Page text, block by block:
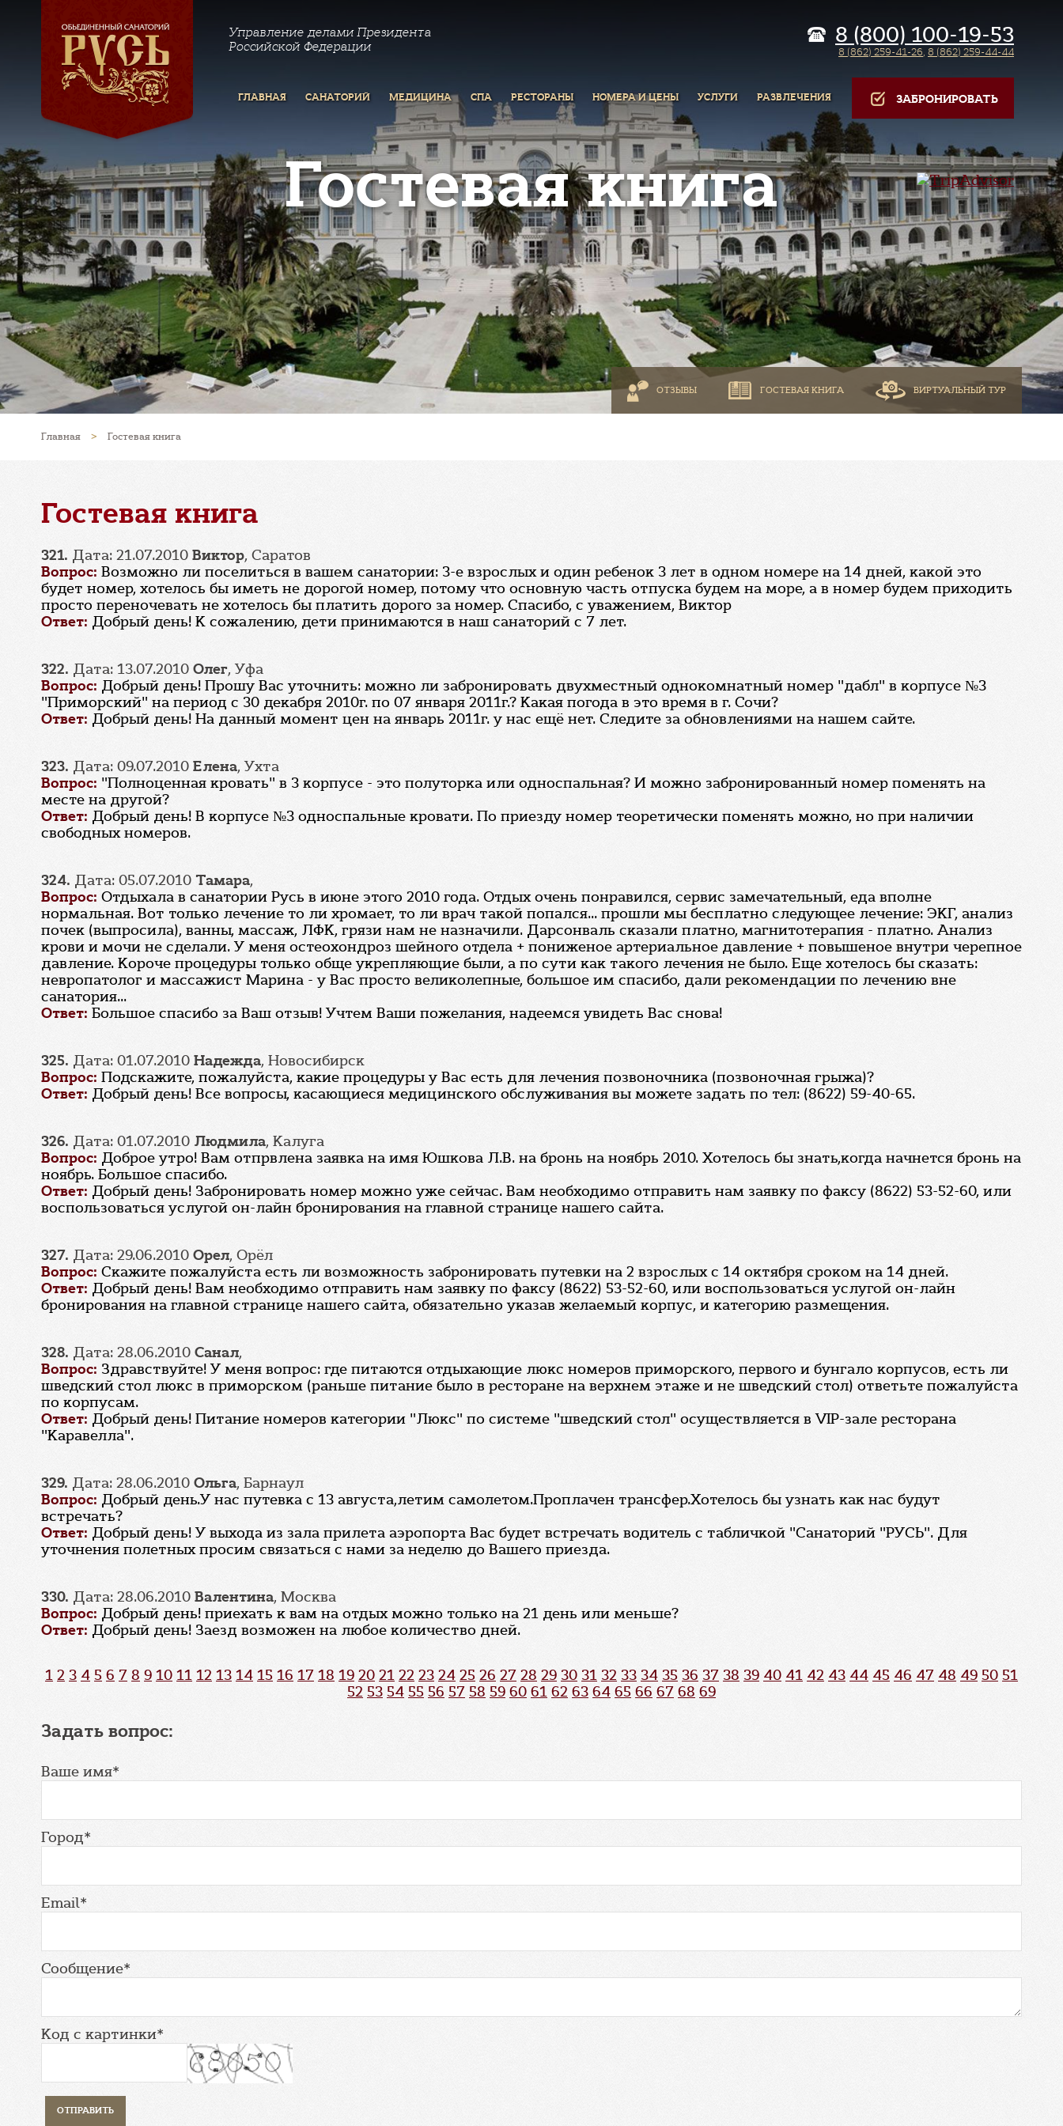
Управление делами Президента
Российской Федерации
8 (800) 100-19-53
8 (862) 259-41-26, 8 (862) 259-44-44
ГЛАВНАЯ САНАТОРИЙ МЕДИЦИНА СПА РЕСТОРАНЫ НОМЕРА И ЦЕНЫ УСЛУГИ РАЗВЛЕЧЕНИЯ ЗАБРОНИРОВАТЬ
Гостевая книга
ОТЗЫВЫ ГОСТЕВАЯ КНИГА ВИРТУАЛЬНЫЙ ТУР
Главная > Гостевая книга
Гостевая книга
321. Дата: 21.07.2010 Виктор, Саратов
Вопрос: Возможно ли поселиться в вашем санатории: 3-е взрослых и один ребенок 3 лет в одном номере на 14 дней, какой это
будет номер, хотелось бы иметь не дорогой номер, потому что основную часть отпуска будем на море, а в номер будем приходить
просто переночевать не хотелось бы платить дорого за номер. Спасибо, с уважением, Виктор
Ответ: Добрый день! К сожалению, дети принимаются в наш санаторий с 7 лет.
322. Дата: 13.07.2010 Олег, Уфа
Вопрос: Добрый день! Прошу Вас уточнить: можно ли забронировать двухместный однокомнатный номер "дабл" в корпусе №3
"Приморский" на период с 30 декабря 2010г. по 07 января 2011г.? Какая погода в это время в г. Сочи?
Ответ: Добрый день! На данный момент цен на январь 2011г. у нас ещё нет. Следите за обновлениями на нашем сайте.
323. Дата: 09.07.2010 Елена, Ухта
Вопрос: "Полноценная кровать" в 3 корпусе - это полуторка или односпальная? И можно забронированный номер поменять на
месте на другой?
Ответ: Добрый день! В корпусе №3 односпальные кровати. По приезду номер теоретически поменять можно, но при наличии
свободных номеров.
324. Дата: 05.07.2010 Тамара,
Вопрос: Отдыхала в санатории Русь в июне этого 2010 года. Отдых очень понравился, сервис замечательный, еда вполне
нормальная. Вот только лечение то ли хромает, то ли врач такой попался... прошли мы бесплатно следующее лечение: ЭКГ, анализ
почек (выпросила), ванны, массаж, ЛФК, грязи нам не назначили. Дарсонваль сказали платно, магнитотерапия - платно. Анализ
крови и мочи не сделали. У меня остеохондроз шейного отдела + пониженое артериальное давление + повышеное внутри черепное
давление. Короче процедуры только обще укрепляющие были, а по сути как такого лечения не было. Еще хотелось бы сказать:
невропатолог и массажист Марина - у Вас просто великолепные, большое им спасибо, дали рекомендации по лечению вне
санатория...
Ответ: Большое спасибо за Ваш отзыв! Учтем Ваши пожелания, надеемся увидеть Вас снова!
325. Дата: 01.07.2010 Надежда, Новосибирск
Вопрос: Подскажите, пожалуйста, какие процедуры у Вас есть для лечения позвоночника (позвоночная грыжа)?
Ответ: Добрый день! Все вопросы, касающиеся медицинского обслуживания вы можете задать по тел: (8622) 59-40-65.
326. Дата: 01.07.2010 Людмила, Калуга
Вопрос: Доброе утро! Вам отпрвлена заявка на имя Юшкова Л.В. на бронь на ноябрь 2010. Хотелось бы знать,когда начнется бронь на
ноябрь. Большое спасибо.
Ответ: Добрый день! Забронировать номер можно уже сейчас. Вам необходимо отправить нам заявку по факсу (8622) 53-52-60, или
воспользоваться услугой он-лайн бронирования на главной странице нашего сайта.
327. Дата: 29.06.2010 Орел, Орёл
Вопрос: Скажите пожалуйста есть ли возможность забронировать путевки на 2 взрослых с 14 октября сроком на 14 дней.
Ответ: Добрый день! Вам необходимо отправить нам заявку по факсу (8622) 53-52-60, или воспользоваться услугой он-лайн
бронирования на главной странице нашего сайта, обязательно указав желаемый корпус, и категорию размещения.
328. Дата: 28.06.2010 Санал,
Вопрос: Здравствуйте! У меня вопрос: где питаются отдыхающие люкс номеров приморского, первого и бунгало корпусов, есть ли
шведский стол люкс в приморском (раньше питание было в ресторане на верхнем этаже и не шведский стол) ответьте пожалуйста
по корпусам.
Ответ: Добрый день! Питание номеров категории "Люкс" по системе "шведский стол" осуществляется в VIP-зале ресторана
"Каравелла".
329. Дата: 28.06.2010 Ольга, Барнаул
Вопрос: Добрый день.У нас путевка с 13 августа,летим самолетом.Проплачен трансфер.Хотелось бы узнать как нас будут
встречать?
Ответ: Добрый день! У выхода из зала прилета аэропорта Вас будет встречать водитель с табличкой "Санаторий "РУСЬ". Для
уточнения полетных просим связаться с нами за неделю до Вашего приезда.
330. Дата: 28.06.2010 Валентина, Москва
Вопрос: Добрый день! приехать к вам на отдых можно только на 21 день или меньше?
Ответ: Добрый день! Заезд возможен на любое количество дней.
1 2 3 4 5 6 7 8 9 10 11 12 13 14 15 16 17 18 19 20 21 22 23 24 25 26 27 28 29 30 31 32 33 34 35 36 37 38 39 40 41 42 43 44 45 46 47 48 49 50 51
52 53 54 55 56 57 58 59 60 61 62 63 64 65 66 67 68 69
Задать вопрос:
Ваше имя*
Город*
Email*
Сообщение*
Код с картинки*